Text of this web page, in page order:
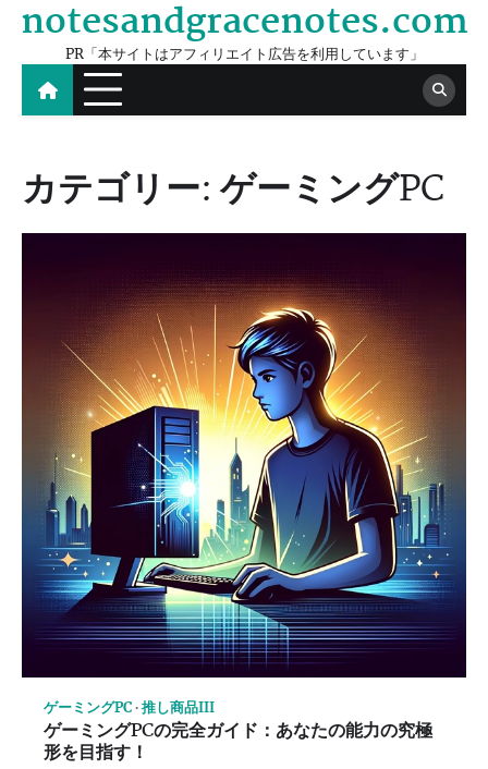
Skip
content
notesandgracenotes.com
PR「本サイトはアフィリエイト広告を利用しています」
カテゴリー:ゲーミングPC
ゲーミングPC 推し商品III
ゲーミングPCの完全ガイド：あなたの能力の究極
形を目指す！